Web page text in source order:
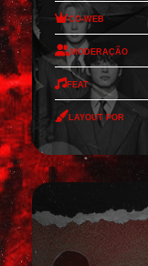
Co-Web
Moderação
Feat
Layout por